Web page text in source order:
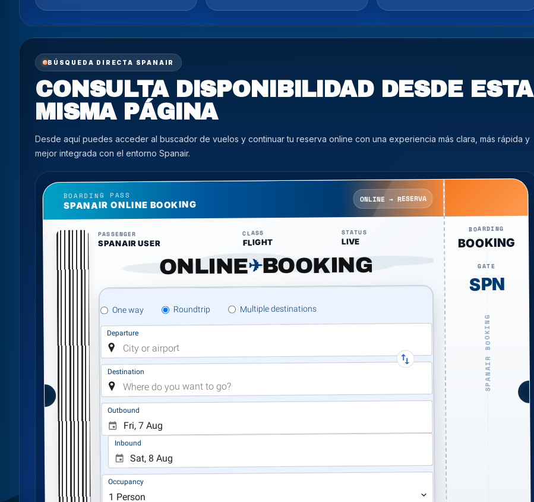
BÚSQUEDA DIRECTA SPANAIR
CONSULTA DISPONIBILIDAD DESDE ESTA
MISMA PÁGINA
Desde aquí puedes acceder al buscador de vuelos y continuar tu reserva online con una experiencia más clara, más rápida y
mejor integrada con el entorno Spanair.
BOARDING PASS
SPANAIR ONLINE BOOKING
ONLINE → RESERVA
PASSENGER
SPANAIR USER
CLASS
FLIGHT
STATUS
LIVE
ONLINE✈BOOKING
BOARDING
BOOKING
GATE
SPN
SPANAIR BOOKING